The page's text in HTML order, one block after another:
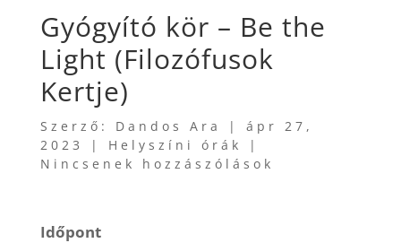
Gyógyító kör – Be the
Light (Filozófusok
Kertje)
Szerző: Dandos Ara | ápr 27,
2023
| Helyszíni órák
|
Nincsenek hozzászólások
Időpont